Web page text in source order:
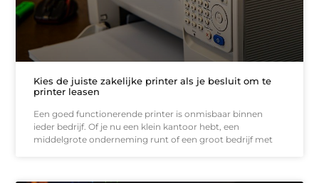
Kies de juiste zakelijke printer als je besluit om te
printer leasen
Een goed functionerende printer is onmisbaar binnen
ieder bedrijf. Of je nu een klein kantoor hebt, een
middelgrote onderneming runt of een groot bedrijf met